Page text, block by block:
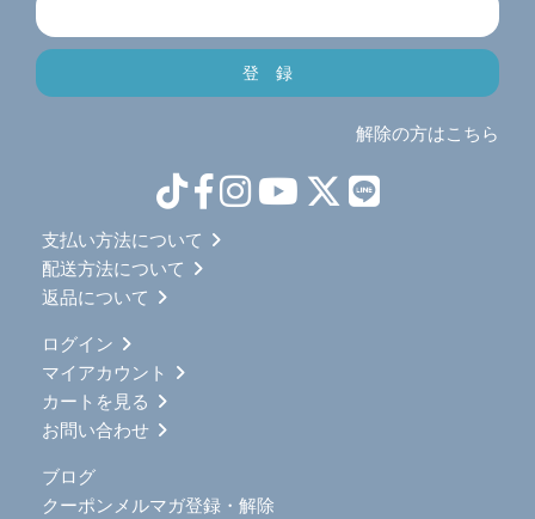
解除の方はこちら
支払い方法について
配送方法について
返品について
ログイン
マイアカウント
カートを見る
お問い合わせ
ブログ
クーポンメルマガ登録・解除